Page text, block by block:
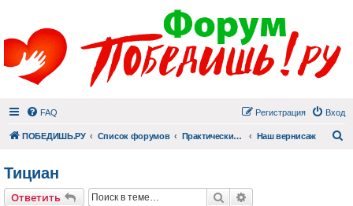
FAQ Вход
Регистрация
ПОБЕДИШЬ.РУ Список форумов Практический раздел Наш вернисаж
Тициан
Ответить Поиск